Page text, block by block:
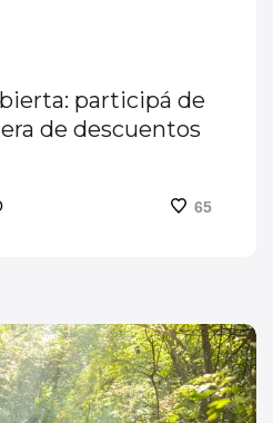
participá de
de descuentos
65